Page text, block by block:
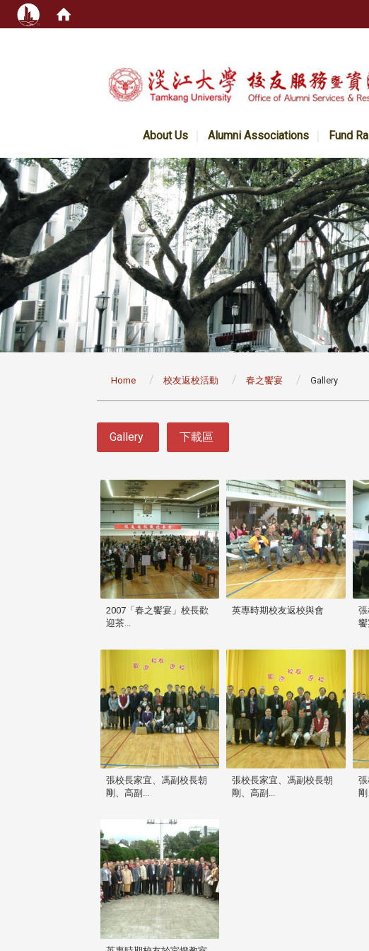
About Us Alumni Associations Fund
Home 校友返校活動 春之饗宴 Gallery
Gallery 下載區
2007「春之饗宴」校長歡
迎茶...
英專時期校友返校與會
饗
張校長家宜、馮副校長朝
剛、高副...
張校長家宜、馮副校長朝
剛、高副...